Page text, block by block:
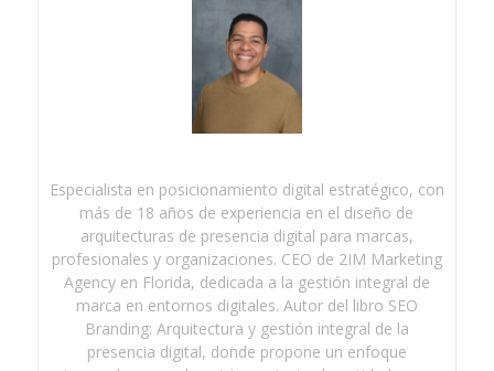
Especialista en posicionamiento digital estratégico, con
más de 18 años de experiencia en el diseño de
arquitecturas de presencia digital para marcas,
profesionales y organizaciones. CEO de 2IM Marketing
Agency en Florida, dedicada a la gestión integral de
marca en entornos digitales. Autor del libro SEO
Branding: Arquitectura y gestión integral de la
presencia digital, donde propone un enfoque